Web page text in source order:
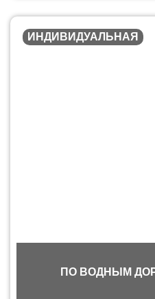
ИНДИВИДУАЛЬНАЯ
ПО ВОДНЫМ